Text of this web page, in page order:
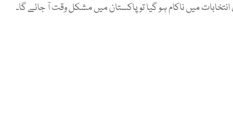
میں ناکام ہو گیا تو پاکستان میں مشکل وقت آ جائے گا۔